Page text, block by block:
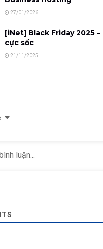
27/01/2026
[iNet] Black Friday 2025 –
cực sốc
21/11/2025